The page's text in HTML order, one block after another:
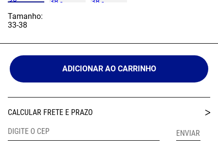
Tamanho:
33-38
ADICIONAR AO CARRINHO